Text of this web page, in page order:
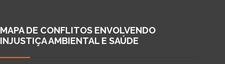
MAPA DE CONFLITOS ENVOLVENDO
INJUSTIÇA AMBIENTAL E SAÚDE